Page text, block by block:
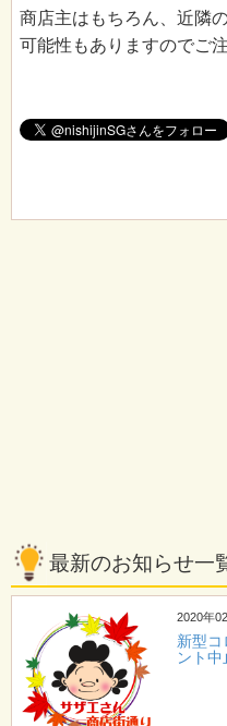
商店主はもちろん、近隣
可能性もありますのでご
最新のお知らせ一
2020年
新型
ント